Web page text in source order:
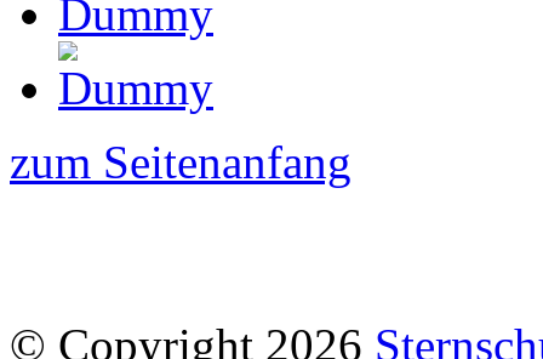
zum Seitenanfang
© Copyright 2026